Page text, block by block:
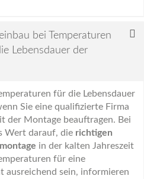
bei Temperaturen
Lebensdauer der
für die Lebensdauer
Sie eine qualifizierte Firma
der Montage beauftragen. Bei
Wert darauf, die richtigen
in der kalten Jahreszeit
für eine
ausreichend sein, informieren